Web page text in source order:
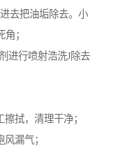
去把油垢除去。小
；
进行喷射浩洗J除去
拭，清理干净；
漏气；